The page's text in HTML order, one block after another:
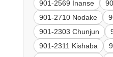
901-2569 Inanse
901-2710 Nodake
901-2303 Chunjun
901-2311 Kishaba